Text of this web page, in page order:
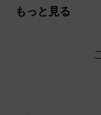
もっと見る